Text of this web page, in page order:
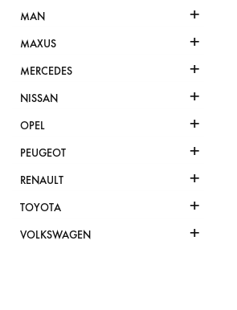
MAN +
MAXUS +
MERCEDES +
NISSAN +
OPEL +
PEUGEOT +
RENAULT +
TOYOTA +
VOLKSWAGEN +